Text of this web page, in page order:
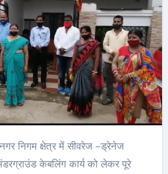
निगम क्षेत्र में सीवरेज -ड्रेनेज
केबलिंग कार्य को लेकर पूरे